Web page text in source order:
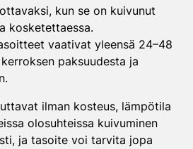
kun se on kuivunut
kosketettaessa.
vaativat yleensä 24–48
paksuudesta ja
ilman kosteus, lämpötila
olosuhteissa kuivuminen
ja tasoite voi tarvita jopa